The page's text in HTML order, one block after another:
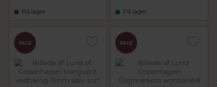
På lager På lager
PRIS
SALE SALE